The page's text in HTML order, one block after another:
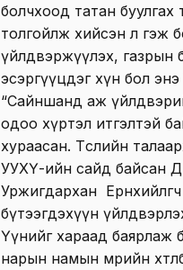
болчхоод татан
толгойлж хийсэн л гэж
үйлдвэржүүлэх, газрын
эсэргүүцдэг хүн бол
“Сайншанд аж
одоо хүртэл итгэлтэй
хураасан. Төслийн
УУХҮ-ийн сайд байсан
Уржигдархан
бүтээгдэхүүн
Үүнийг хараад баярлаж
нарын намын мөрийн